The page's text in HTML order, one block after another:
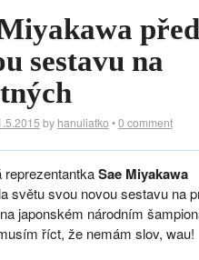
sestavu na
by hanuliatko •0 comment
reprezentantkaSae Miyakawa
světu svou novou sestavu na
japonském národním
říct, že nemám slov, wau!